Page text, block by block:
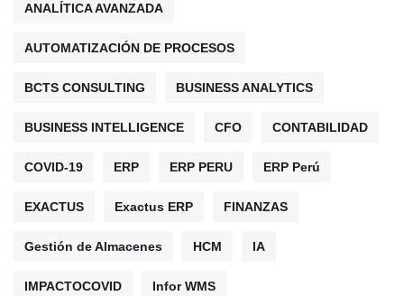
ANALÍTICA AVANZADA
AUTOMATIZACIÓN DE PROCESOS
BCTS CONSULTING BUSINESS ANALYTICS
BUSINESS INTELLIGENCE CFO CONTABILIDAD
COVID-19 ERP ERP PERU ERP Perú
EXACTUS Exactus ERP FINANZAS
Gestión de Almacenes HCM IA
IMPACTOCOVID Infor WMS